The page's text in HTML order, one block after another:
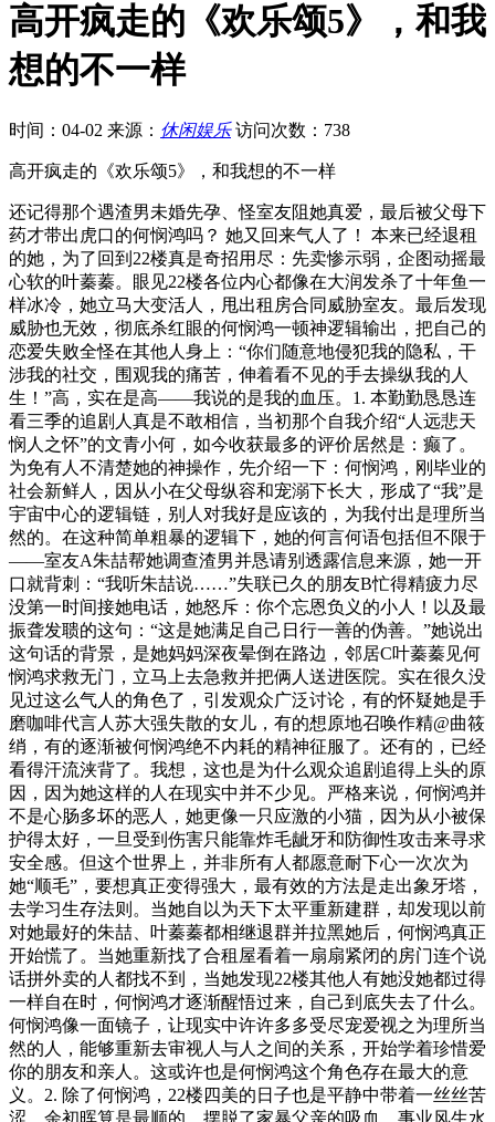
高开疯走的《欢乐颂5》，和我
想的不一样
时间：04-02 来源： 休闲娱乐 访问次数：738
高开疯走的《欢乐颂5》，和我想的不一样
还记得那个遇渣男未婚先孕、怪室友阻她真爱，最后被父母下
药才带出虎口的何悯鸿吗？ 她又回来气人了！ 本来已经退租
的她，为了回到22楼真是奇招用尽：先卖惨示弱，企图动摇最
心软的叶蓁蓁。眼见22楼各位内心都像在大润发杀了十年鱼一
样冰冷，她立马大变活人，甩出租房合同威胁室友。最后发现
威胁也无效，彻底杀红眼的何悯鸿一顿神逻辑输出，把自己的
恋爱失败全怪在其他人身上：“你们随意地侵犯我的隐私，干
涉我的社交，围观我的痛苦，伸着看不见的手去操纵我的人
生！”高，实在是高——我说的是我的血压。1. 本勤勤恳恳连
看三季的追剧人真是不敢相信，当初那个自我介绍“人远悲天
悯人之怀”的文青小何，如今收获最多的评价居然是：癫了。
为免有人不清楚她的神操作，先介绍一下：何悯鸿，刚毕业的
社会新鲜人，因从小在父母纵容和宠溺下长大，形成了“我”是
宇宙中心的逻辑链，别人对我好是应该的，为我付出是理所当
然的。在这种简单粗暴的逻辑下，她的何言何语包括但不限于
——室友A朱喆帮她调查渣男并恳请别透露信息来源，她一开
口就背刺：“我听朱喆说……”失联已久的朋友B忙得精疲力尽
没第一时间接她电话，她怒斥：你个忘恩负义的小人！以及最
振聋发聩的这句：“这是她满足自己日行一善的伪善。”她说出
这句话的背景，是她妈妈深夜晕倒在路边，邻居C叶蓁蓁见何
悯鸿求救无门，立马上去急救并把俩人送进医院。实在很久没
见过这么气人的角色了，引发观众广泛讨论，有的怀疑她是手
磨咖啡代言人苏大强失散的女儿，有的想原地召唤作精@曲筱
绡，有的逐渐被何悯鸿绝不内耗的精神征服了。还有的，已经
看得汗流浃背了。我想，这也是为什么观众追剧追得上头的原
因，因为她这样的人在现实中并不少见。严格来说，何悯鸿并
不是心肠多坏的恶人，她更像一只应激的小猫，因为从小被保
护得太好，一旦受到伤害只能靠炸毛龇牙和防御性攻击来寻求
安全感。但这个世界上，并非所有人都愿意耐下心一次次为
她“顺毛”，要想真正变得强大，最有效的方法是走出象牙塔，
去学习生存法则。当她自以为天下太平重新建群，却发现以前
对她最好的朱喆、叶蓁蓁都相继退群并拉黑她后，何悯鸿真正
开始慌了。当她重新找了合租屋看着一扇扇紧闭的房门连个说
话拼外卖的人都找不到，当她发现22楼其他人有她没她都过得
一样自在时，何悯鸿才逐渐醒悟过来，自己到底失去了什么。
何悯鸿像一面镜子，让现实中许许多多受尽宠爱视之为理所当
然的人，能够重新去审视人与人之间的关系，开始学着珍惜爱
你的朋友和亲人。这或许也是何悯鸿这个角色存在最大的意
义。2. 除了何悯鸿，22楼四美的日子也是平静中带着一丝丝苦
涩。余初晖算是最顺的，摆脱了家暴父亲的吸血，事业风生水